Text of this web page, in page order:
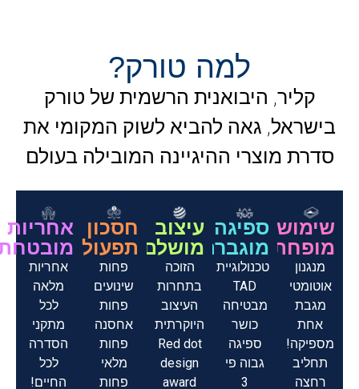
למה טורק?
קליר, היבואנית הרשמית של טורק
בישראל, גאה להביא לשוק המקומי את
סדרת מוצרי ההיגיינה המובילה בעולם
שימוש
מופחת
מנגנון
אוטומטי
מגבת
אחת
מספיקה!
תחליב
רחצה
ספיגה
מוגברת
טכנולוגיית
TAD
מבטיחה
כושר
ספיגה
גבוה פי
3
עיצוב
מושלם
הזוכה
בתחרות
העיצוב
היוקרתית
Red dot
design
award
חסכון
תפעולי
פחות
שינועים
פחות
אחסנה
פחות
מלאי
פחות
אחריות
מובטחת
אחריות
מלאה
לכל
מתקני
הסדרה
לכל
החיים!